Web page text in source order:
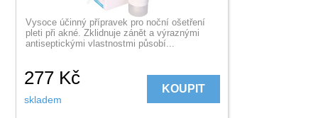
Vysoce účinný přípravek pro noční ošetření
pleti při akné. Zklidnuje zánět a výraznými
antiseptickými vlastnostmi působí...
277 Kč
skladem
KOUPIT